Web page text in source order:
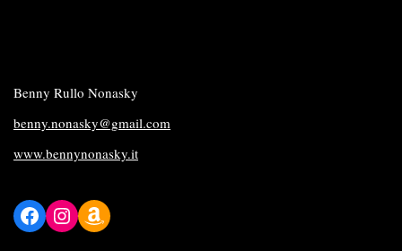
Benny Rullo Nonasky
benny.nonasky@gmail.com
www.bennynonasky.it